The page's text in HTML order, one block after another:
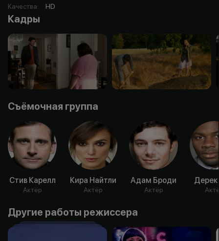
Качества: HD
Кадры
Съёмочная группа
Стив Карелл
Актёр
Кира Найтли
Актёр
Адам Броди
Актёр
Другие работы режиссера